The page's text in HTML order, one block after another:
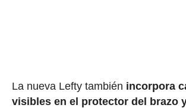
La nueva Lefty también incorpora
visibles en el protector del brazo